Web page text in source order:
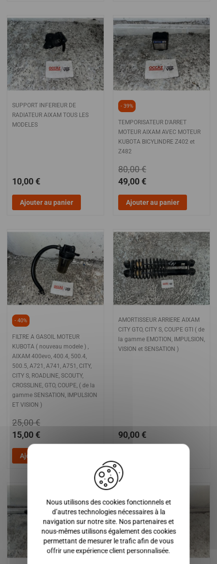
SUPPORT INFERIEUR DE
RADIATEUR AIXAM TOUS LES
MODELES
10,00 €
Ajouter au panier
- 39%
TEMPORISATEUR D'ARRET
MOTEUR AIXAM AVEC MOTEUR
KUBOTA BICYLINDRE Z402 et
Z482
49,00 €
80,00 €
Ajouter au panier
- 40%
FILTRE A GASOIL MOTEUR
KUBOTA ( nouveau modele ) ,
AIXAM 400evo, 400.4, 500.4,
500.5, A721, A741, A751, CITY,
CITY S, ROADLINE, SCOUTY,
CROSSLINE, GTO, COUPE, ( de la
gamme SENSATION, IMPULSION
ET VISION )
15,00 €
25,00 €
Ajouter au panier
AMORTISSEUR ARRIERE AIXAM
CITY GTO, CITY S, COUPE GTI ( de
la gamme EMOTION, IMPULSION,
VISION et SENSATION )
90,00 €
Nous utilisons des cookies fonctionnels et
d’autres technologies nécessaires à la
navigation sur notre site. Nos partenaires et
nous-mêmes utilisons également des cookies
permettant de mesurer le trafic afin de vous
offrir une expérience client personnalisée.